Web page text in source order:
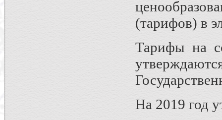
(тарифов) в
Тарифы на
На 2019 год